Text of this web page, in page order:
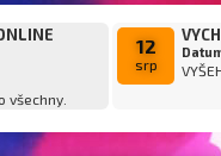
všechny.
12
srp